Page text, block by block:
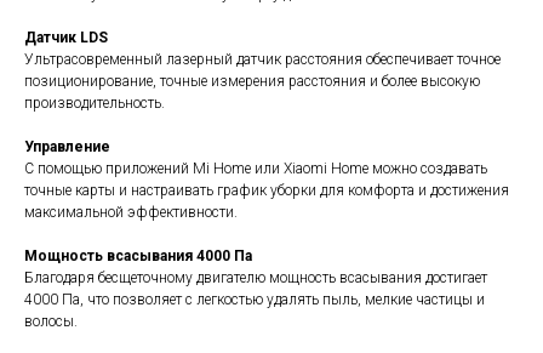
Датчик LDS
Ультрасовременный лазерный датчик расстояния обеспечивает точное
позиционирование, точные измерения расстояния и более высокую
производительность.
Управление
С помощью приложений Mi Home или Xiaomi Home можно создавать
точные карты и настраивать график уборки для комфорта и достижения
максимальной эффективности.
Мощность всасывания 4000 Па
Благодаря бесщеточному двигателю мощность всасывания достигает
4000 Па, что позволяет с легкостью удалять пыль, мелкие частицы и
волосы.